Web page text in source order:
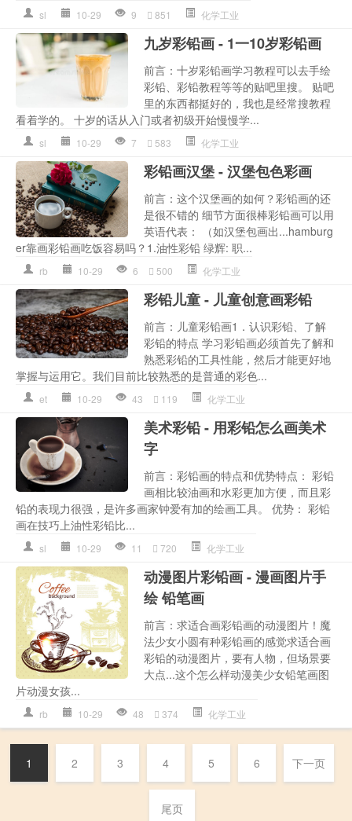
sl 10-29 9 851 化学工业
九岁彩铅画 - 1一10岁彩铅画
前言：十岁彩铅画学习教程可以去手绘
彩铅、彩铅教程等等的贴吧里搜。 贴吧
里的东西都挺好的，我也是经常搜教程
看着学的。 十岁的话从入门或者初级开始慢慢学...
sl 10-29 7 583 化学工业
彩铅画汉堡 - 汉堡包色彩画
前言：这个汉堡画的如何？彩铅画的还
是很不错的 细节方面很棒彩铅画可以用
英语代表： （如汉堡包画出...hamburg
er靠画彩铅画吃饭容易吗？1.油性彩铅 绿辉: 职...
rb 10-29 6 500 化学工业
彩铅儿童 - 儿童创意画彩铅
前言：儿童彩铅画1．认识彩铅、了解
彩铅的特点 学习彩铅画必须首先了解和
熟悉彩铅的工具性能，然后才能更好地
掌握与运用它。我们目前比较熟悉的是普通的彩色...
et 10-29 43 119 化学工业
美术彩铅 - 用彩铅怎么画美术
字
前言：彩铅画的特点和优势特点： 彩铅
画相比较油画和水彩更加方便，而且彩
铅的表现力很强，是许多画家钟爱有加的绘画工具。 优势： 彩铅
画在技巧上油性彩铅比...
sl 10-29 11 720 化学工业
动漫图片彩铅画 - 漫画图片手
绘 铅笔画
前言：求适合画彩铅画的动漫图片！魔
法少女小圆有种彩铅画的感觉求适合画
彩铅的动漫图片，要有人物，但场景要
大点...这个怎么样动漫美少女铅笔画图
片动漫女孩...
rb 10-29 48 374 化学工业
1 2 3 4 5 6 下一页
尾页